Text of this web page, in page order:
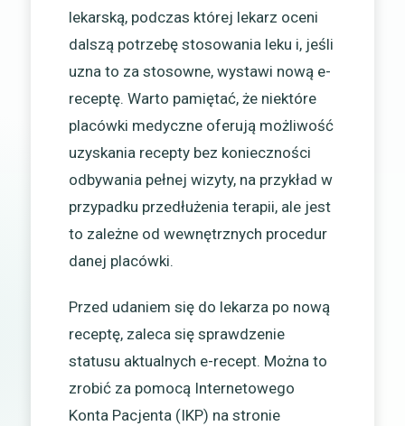
lekarską, podczas której lekarz oceni
dalszą potrzebę stosowania leku i, jeśli
uzna to za stosowne, wystawi nową e-
receptę. Warto pamiętać, że niektóre
placówki medyczne oferują możliwość
uzyskania recepty bez konieczności
odbywania pełnej wizyty, na przykład w
przypadku przedłużenia terapii, ale jest
to zależne od wewnętrznych procedur
danej placówki.
Przed udaniem się do lekarza po nową
receptę, zaleca się sprawdzenie
statusu aktualnych e-recept. Można to
zrobić za pomocą Internetowego
Konta Pacjenta (IKP) na stronie